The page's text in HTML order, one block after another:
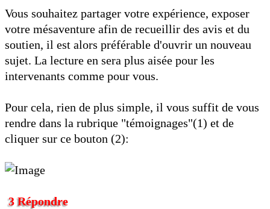
Vous souhaitez partager votre expérience, exposer
votre mésaventure afin de recueillir des avis et du
soutien, il est alors préférable d'ouvrir un nouveau
sujet. La lecture en sera plus aisée pour les
intervenants comme pour vous.
Pour cela, rien de plus simple, il vous suffit de vous
rendre dans la rubrique "témoignages"(1) et de
cliquer sur ce bouton (2):
3 Répondre